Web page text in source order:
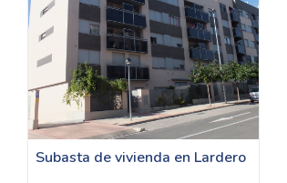
Subasta de vivienda en Lardero